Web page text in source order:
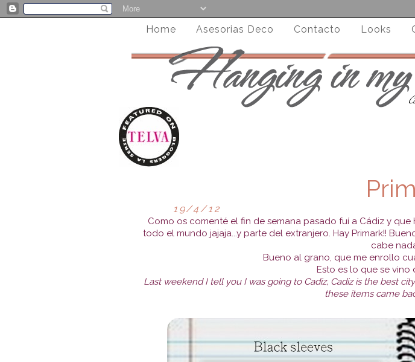
Home Asesorias Deco Contacto Looks
19/4/12
Como os comenté el fin de semana pasado fuí a Cádiz y
todo el mundo jajaja...y parte del extranjero. Hay Primark!!
cabe
Bueno al grano, que me enrollo
Esto es lo que se vino
Last weekend I tell you I was going to Cadiz, Cadiz is the best
these items came